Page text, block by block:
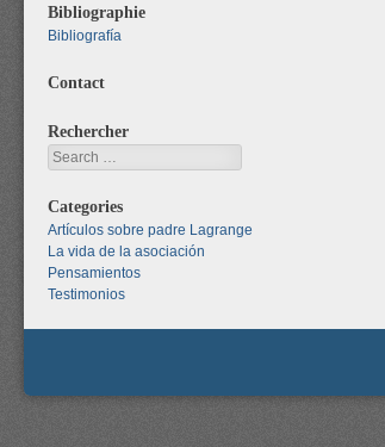
Bibliographie
Bibliografía
Contact
Rechercher
Search
Categories
Artículos sobre padre Lagrange
La vida de la asociación
Pensamientos
Testimonios